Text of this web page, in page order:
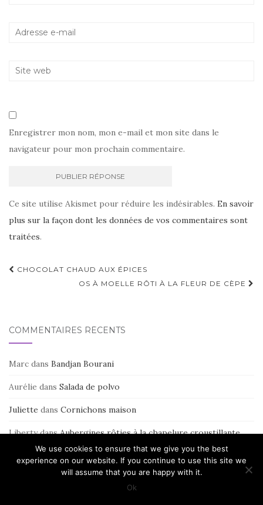
Enregistrer mon nom, mon e-mail et mon site dans le
navigateur pour mon prochain commentaire.
Ce site utilise Akismet pour réduire les indésirables. En savoir
plus sur la façon dont les données de vos commentaires sont
traitées.
Navigation
CHOCOLAT CHAUD AUX ÉPICES
OS À MOELLE RÔTI À LA FLEUR DE CÈPE
COMMENTAIRES RÉCENTS
Marc dans Bandjan Bourani
Aurélie dans Salada de polvo
Juliette dans Cornichons maison
LibertydansAubergines rôties à la chapelure croustillante
Piment Oiseau GIO THU: pâté de tête à la vietnamienne
We use cookies to ensure that we give you the best
experience on our website. If you continue to use this site we
will assume that you are happy with it.
Ok